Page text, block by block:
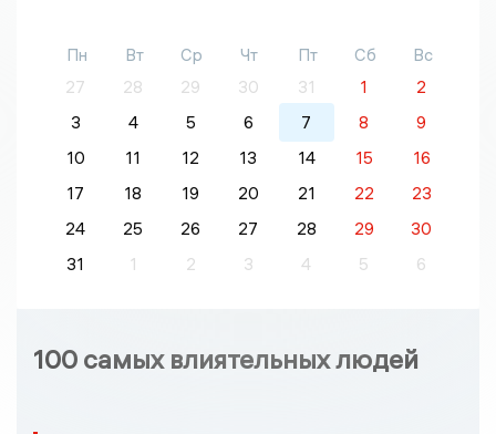
Пн Вт Ср Чт Пт Сб
Вс
27
28 29 30 31 1
2
3
4 5 6 7 8
9
10
11 12 13 14 15
16
17
18 19 20 21 22
23
24
25 26 27 28 29
30
31
1 2 3 4 5 6
100 самых влиятельных людей